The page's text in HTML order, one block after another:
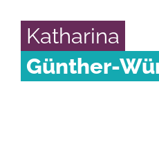
Katharina
Günther-